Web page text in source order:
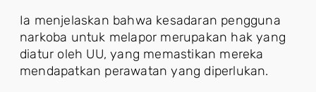
Ia menjelaskan bahwa kesadaran pengguna
narkoba untuk melapor merupakan hak yang
diatur oleh UU, yang memastikan mereka
mendapatkan perawatan yang diperlukan.